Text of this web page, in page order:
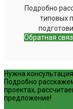
Подробно
типовых
Обратная
Нужна
Подробно
проектах,
предложение!